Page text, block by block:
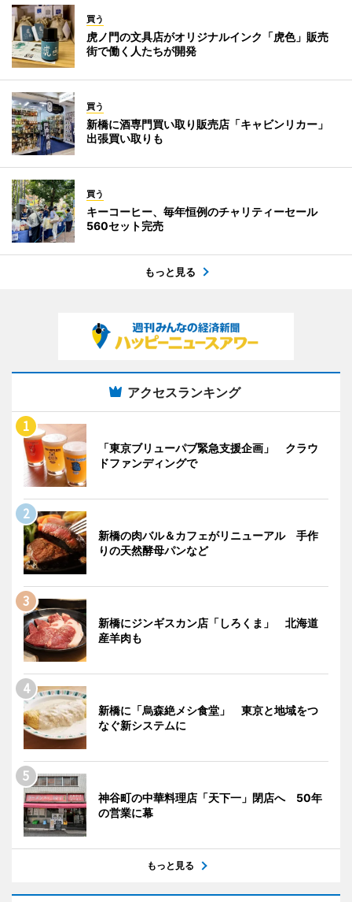
買う
虎ノ門の文具店がオリジナルインク「虎色」販売
街で働く人たちが開発
買う
新橋に酒専門買い取り販売店「キャビンリカー」
出張買い取りも
買う
キーコーヒー、毎年恒例のチャリティーセール
560セット完売
もっと見る
アクセスランキング
「東京ブリューパブ緊急支援企画」 クラウ
ドファンディングで
新橋の肉バル＆カフェがリニューアル 手作
りの天然酵母パンなど
新橋にジンギスカン店「しろくま」 北海道
産羊肉も
新橋に「烏森絶メシ食堂」 東京と地域をつ
なぐ新システムに
神谷町の中華料理店「天下一」閉店へ 50年
の営業に幕
もっと見る